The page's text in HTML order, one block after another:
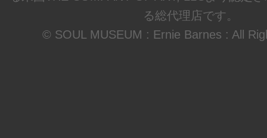
る総代理店です。
© SOUL MUSEUM : Ernie Barnes : All